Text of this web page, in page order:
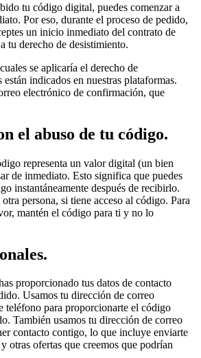
tu código digital, puedes comenzar a
Por eso, durante el proceso de pedido,
un inicio inmediato del contrato de
tu derecho de desistimiento.
se aplicaría el derecho de
indicados en nuestras plataformas.
electrónico de confirmación, que
el abuso de tu código.
representa un valor digital (un bien
de inmediato. Esto significa que puedes
instantáneamente después de recibirlo.
persona, si tiene acceso al código. Para
mantén el código para ti y no lo
proporcionado tus datos de contacto
Usamos tu dirección de correo
teléfono para proporcionarte el código
También usamos tu dirección de correo
contacto contigo, lo que incluye enviarte
otras ofertas que creemos que podrían